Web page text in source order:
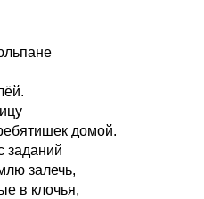
домой.
заданий
залечь,
в клочья,